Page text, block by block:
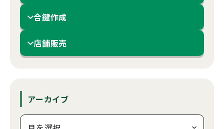
合鍵作成
店舗販売
アーカイブ